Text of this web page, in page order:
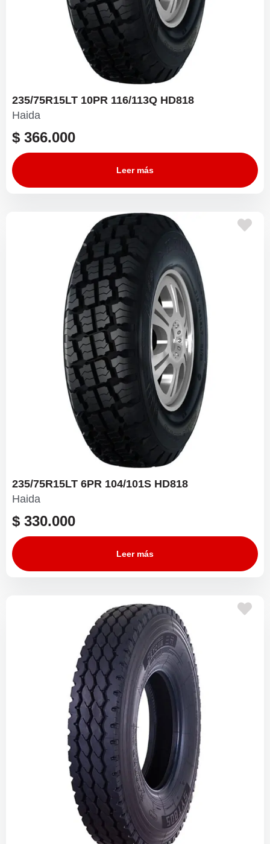
235/75R15LT 10PR 116/113Q HD818
Haida
$ 366.000
Leer más
235/75R15LT 6PR 104/101S HD818
Haida
$ 330.000
Leer más